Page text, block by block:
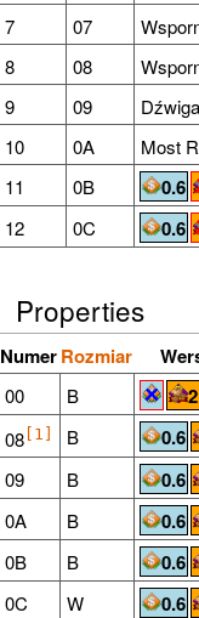
7
07
8
08
9
09
10
0A
Most
11
0B 0.6
12
0C 0.6
Properties
NumerRozmiar
00 B
08 [1] B 0.6
09
B 0.6
0A
B 0.6
0B
B 0.6
0C W 0.6